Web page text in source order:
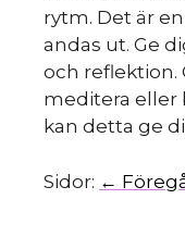
rytm. Det är
andas ut. Ge
och reflektion.
meditera eller
kan detta ge
Sidor: ←